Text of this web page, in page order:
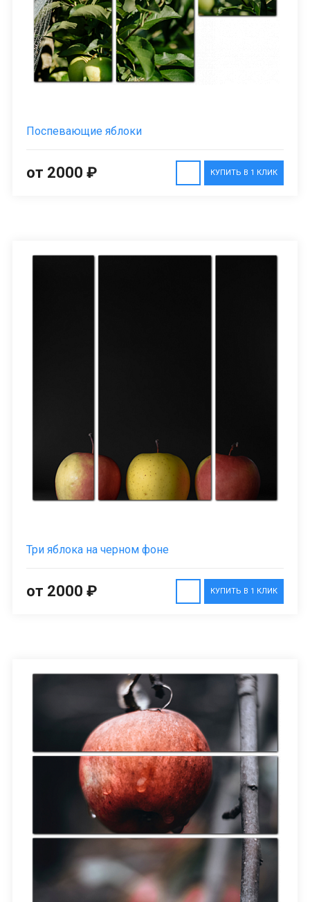
Поспевающие яблоки
КУПИТЬ В 1 КЛИК
от 2000 ₽
Три яблока на черном фоне
КУПИТЬ В 1 КЛИК
от 2000 ₽